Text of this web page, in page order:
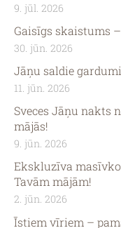
9. jūl. 2026
Gaisīgs skaistums
30. jūn. 2026
Jāņu saldie
11. jūn. 2026
Sveces Jāņu nakts
mājās!
9. jūn. 2026
Ekskluzīva
Tavām mājām!
2. jūn. 2026
Īstiem vīriem –